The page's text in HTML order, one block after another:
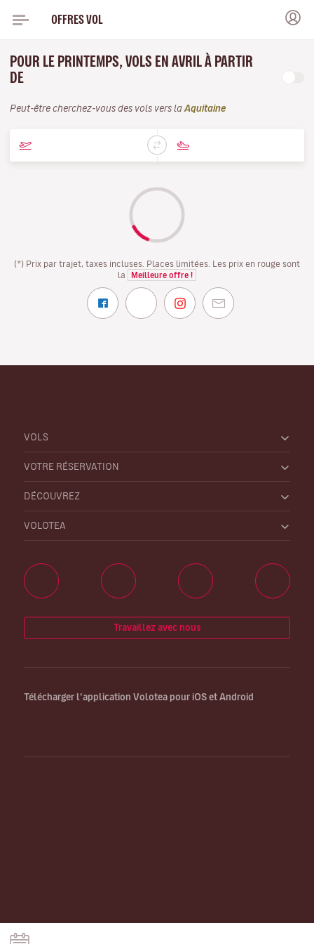
OFFRES VOL
POUR LE PRINTEMPS, VOLS EN AVRIL À PARTIR
DE
Peut-être cherchez-vous des vols vers la Aquitaine
(*) Prix par trajet, taxes incluses. Places limitées. Les prix en rouge sont
la
Meilleure offre !
VOLS
VOTRE RÉSERVATION
DÉCOUVREZ
VOLOTEA
Travaillez avec nous
Télécharger l’application Volotea pour iOS et Android